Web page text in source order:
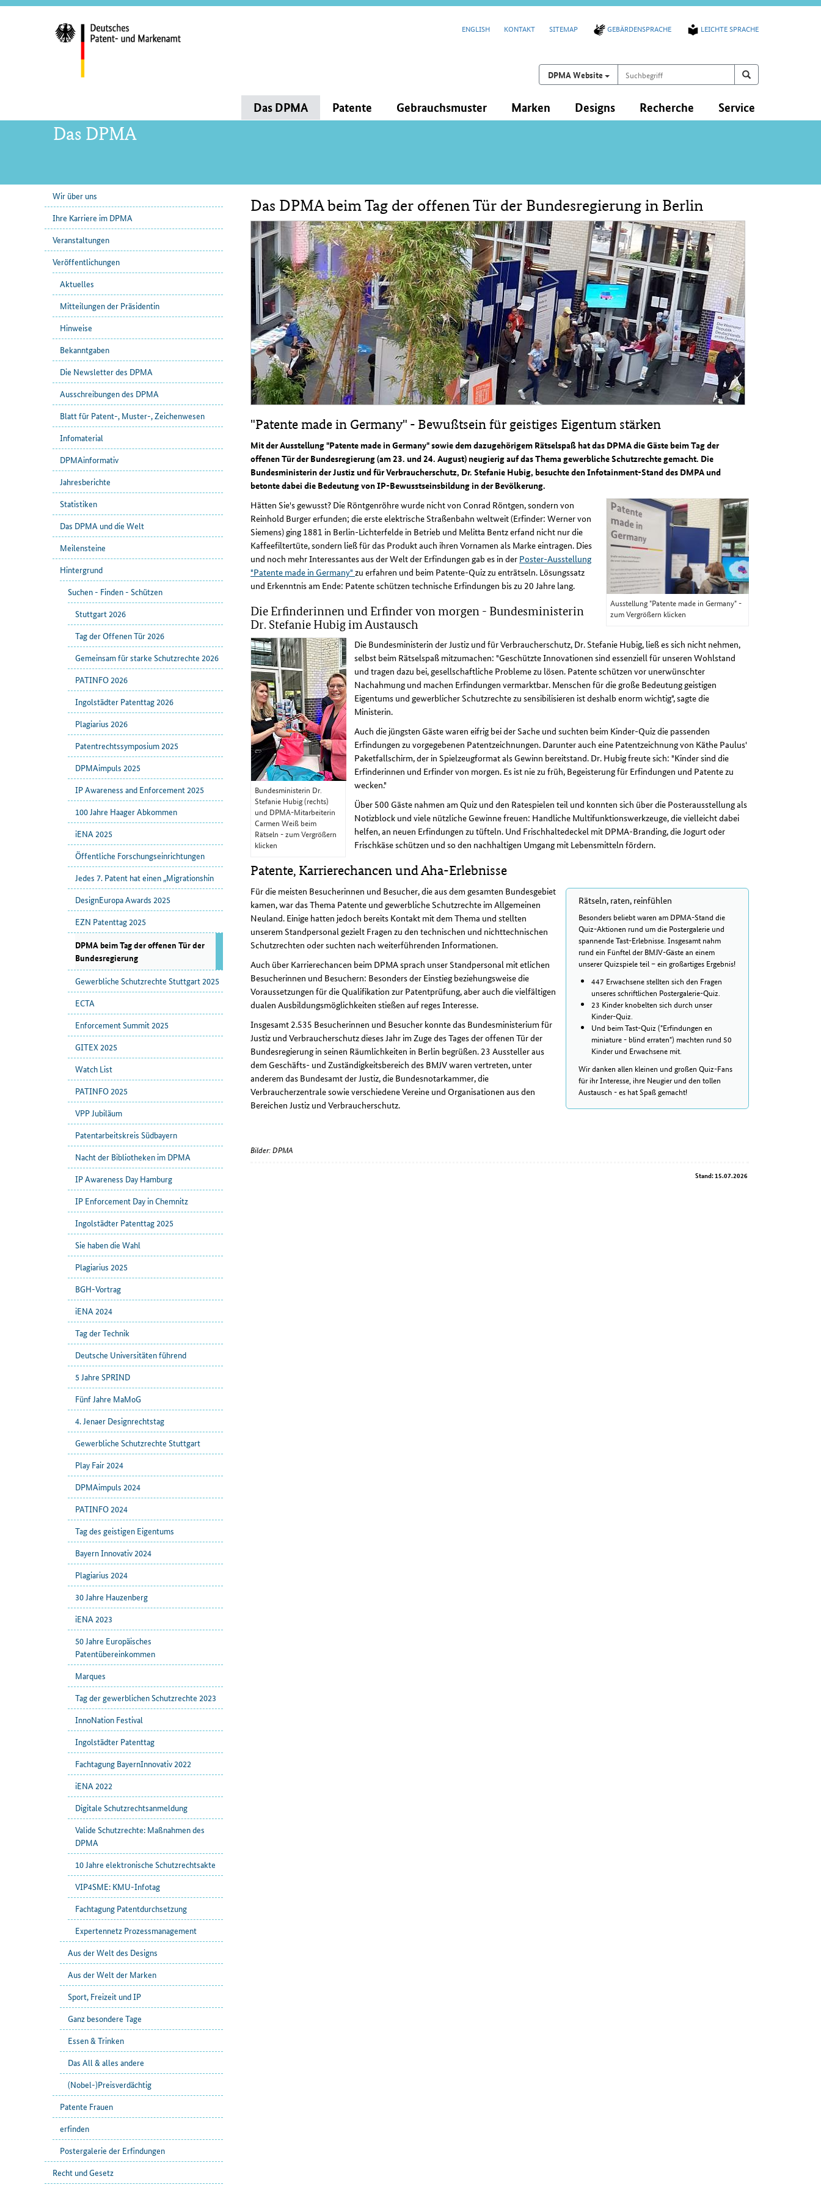
ENGLISH KONTAKT SITEMAP GEBÄRDENSPRACHE LEICHTE SPRACHE
Suchen auf
DPMA Website Suchbegriff Suchen
Das DPMA Patente Gebrauchsmuster Marken Designs Recherche Service
Das DPMA
Unternavigation
Wir über uns
Ihre Karriere im DPMA
Veranstaltungen
Veröffentlichungen
Aktuelles
Mitteilungen der Präsidentin
Hinweise
Bekanntgaben
Die Newsletter des DPMA
Ausschreibungen des DPMA
Blatt für Patent-, Muster-, Zeichenwesen
Infomaterial
DPMAinformativ
Jahresberichte
Statistiken
Das DPMA und die Welt
Meilensteine
Hintergrund
Suchen - Finden - Schützen
Stuttgart 2026
Tag der Offenen Tür 2026
Gemeinsam für starke Schutzrechte 2026
PATINFO 2026
Ingolstädter Patenttag 2026
Plagiarius 2026
Patentrechtssymposium 2025
DPMAimpuls 2025
IP Awareness and Enforcement 2025
100 Jahre Haager Abkommen
iENA 2025
Öffentliche Forschungseinrichtungen
Jedes 7. Patent hat einen „Migrationshin
DesignEuropa Awards 2025
EZN Patenttag 2025
DPMA beim Tag der offenen Tür der
Bundesregierung
Gewerbliche Schutzrechte Stuttgart 2025
ECTA
Enforcement Summit 2025
GITEX 2025
Watch List
PATINFO 2025
VPP Jubiläum
Patentarbeitskreis Südbayern
Nacht der Bibliotheken im DPMA
IP Awareness Day Hamburg
IP Enforcement Day in Chemnitz
Ingolstädter Patenttag 2025
Sie haben die Wahl
Plagiarius 2025
BGH-Vortrag
iENA 2024
Tag der Technik
Deutsche Universitäten führend
5 Jahre SPRIND
Fünf Jahre MaMoG
4. Jenaer Designrechtstag
Gewerbliche Schutzrechte Stuttgart
Play Fair 2024
DPMAimpuls 2024
PATINFO 2024
Tag des geistigen Eigentums
Bayern Innovativ 2024
Plagiarius 2024
30 Jahre Hauzenberg
iENA 2023
50 Jahre Europäisches
Patentübereinkommen
Marques
Tag der gewerblichen Schutzrechte 2023
InnoNation Festival
Ingolstädter Patenttag
Fachtagung BayernInnovativ 2022
iENA 2022
Digitale Schutzrechtsanmeldung
Valide Schutzrechte: Maßnahmen des
DPMA
10 Jahre elektronische Schutzrechtsakte
VIP4SME: KMU-Infotag
Fachtagung Patentdurchsetzung
Expertennetz Prozessmanagement
Aus der Welt des Designs
Aus der Welt der Marken
Sport, Freizeit und IP
Ganz besondere Tage
Essen & Trinken
Das All & alles andere
(Nobel-)Preisverdächtig
Patente Frauen
erfinden
Postergalerie der Erfindungen
Recht und Gesetz
Inhalt
Das DPMA beim Tag der offenen Tür der Bundesregierung in Berlin
"Patente made in Germany" - Bewußtsein für geistiges Eigentum stärken
Mit der Ausstellung "Patente made in Germany" sowie dem dazugehörigem Rätselspaß hat das DPMA die Gäste beim Tag der
offenen Tür der Bundesregierung (am 23. und 24. August) neugierig auf das Thema gewerbliche Schutzrechte gemacht. Die
Bundesministerin der Justiz und für Verbraucherschutz, Dr. Stefanie Hubig, besuchte den Infotainment-Stand des DMPA und
betonte dabei die Bedeutung von IP-Bewusstseinsbildung in der Bevölkerung.
Ausstellung "Patente made in Germany" -
zum Vergrößern klicken
Hätten Sie's gewusst? Die Röntgenröhre wurde nicht von Conrad Röntgen, sondern von
Reinhold Burger erfunden; die erste elektrische Straßenbahn weltweit (Erfinder: Werner von
Siemens) ging 1881 in Berlin-Lichterfelde in Betrieb und Melitta Bentz erfand nicht nur die
Kaffeefiltertüte, sondern ließ für das Produkt auch ihren Vornamen als Marke eintragen. Dies
und noch mehr Interessantes aus der Welt der Erfindungen gab es in der Poster-Ausstellung
"Patente made in Germany" zu erfahren und beim Patente-Quiz zu enträtseln. Lösungssatz
und Erkenntnis am Ende: Patente schützen technische Erfindungen bis zu 20 Jahre lang.
Die Erfinderinnen und Erfinder von morgen - Bundesministerin
Dr. Stefanie Hubig im Austausch
Bundesministerin Dr.
Stefanie Hubig (rechts)
und DPMA-Mitarbeiterin
Carmen Weiß beim
Rätseln - zum Vergrößern
klicken
Die Bundesministerin der Justiz und für Verbraucherschutz, Dr. Stefanie Hubig, ließ es sich nicht nehmen,
selbst beim Rätselspaß mitzumachen: "Geschützte Innovationen sind essenziell für unseren Wohlstand
und tragen dazu bei, gesellschaftliche Probleme zu lösen. Patente schützen vor unerwünschter
Nachahmung und machen Erfindungen vermarktbar. Menschen für die große Bedeutung geistigen
Eigentums und gewerblicher Schutzrechte zu sensibilisieren ist deshalb enorm wichtig", sagte die
Ministerin.
Auch die jüngsten Gäste waren eifrig bei der Sache und suchten beim Kinder-Quiz die passenden
Erfindungen zu vorgegebenen Patentzeichnungen. Darunter auch eine Patentzeichnung von Käthe Paulus'
Paketfallschirm, der in Spielzeugformat als Gewinn bereitstand. Dr. Hubig freute sich: "Kinder sind die
Erfinderinnen und Erfinder von morgen. Es ist nie zu früh, Begeisterung für Erfindungen und Patente zu
wecken."
Über 500 Gäste nahmen am Quiz und den Ratespielen teil und konnten sich über die Posterausstellung als
Notizblock und viele nützliche Gewinne freuen: Handliche Multifunktionswerkzeuge, die vielleicht dabei
helfen, an neuen Erfindungen zu tüfteln. Und Frischhaltedeckel mit DPMA-Branding, die Jogurt oder
Frischkäse schützen und so den nachhaltigen Umgang mit Lebensmitteln fördern.
Patente, Karrierechancen und Aha-Erlebnisse
Rätseln, raten, reinfühlen
Besonders beliebt waren am DPMA-Stand die
Quiz-Aktionen rund um die Postergalerie und
spannende Tast-Erlebnisse. Insgesamt nahm
rund ein Fünftel der BMJV-Gäste an einem
unserer Quizspiele teil – ein großartiges Ergebnis!
447 Erwachsene stellten sich den Fragen
unseres schriftlichen Postergalerie-Quiz.
23 Kinder knobelten sich durch unser
Kinder-Quiz.
Und beim Tast-Quiz ("Erfindungen en
miniature - blind erraten") machten rund 50
Kinder und Erwachsene mit.
Wir danken allen kleinen und großen Quiz-Fans
für ihr Interesse, ihre Neugier und den tollen
Austausch - es hat Spaß gemacht!
Für die meisten Besucherinnen und Besucher, die aus dem gesamten Bundesgebiet
kamen, war das Thema Patente und gewerbliche Schutzrechte im Allgemeinen
Neuland. Einige hatten jedoch bereits Kontakt mit dem Thema und stellten
unserem Standpersonal gezielt Fragen zu den technischen und nichttechnischen
Schutzrechten oder suchten nach weiterführenden Informationen.
Auch über Karrierechancen beim DPMA sprach unser Standpersonal mit etlichen
Besucherinnen und Besuchern: Besonders der Einstieg beziehungsweise die
Voraussetzungen für die Qualifikation zur Patentprüfung, aber auch die vielfältigen
dualen Ausbildungsmöglichkeiten stießen auf reges Interesse.
Insgesamt 2.535 Besucherinnen und Besucher konnte das Bundesministerium für
Justiz und Verbraucherschutz dieses Jahr im Zuge des Tages der offenen Tür der
Bundesregierung in seinen Räumlichkeiten in Berlin begrüßen. 23 Aussteller aus
dem Geschäfts- und Zuständigkeitsbereich des BMJV waren vertreten, unter
anderem das Bundesamt der Justiz, die Bundesnotarkammer, die
Verbraucherzentrale sowie verschiedene Vereine und Organisationen aus den
Bereichen Justiz und Verbraucherschutz.
Bilder: DPMA
Stand: 15.07.2026